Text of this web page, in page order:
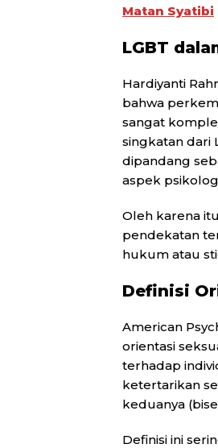
Matan Syatibi
LGBT
Hardiyanti
bahwa
sangat
singkatan dari
dipandang
aspek
Oleh karena
pendekatan
hukum atau
Definisi
American
orientasi
terhadap
ketertarikan
keduanya
Definisi ini